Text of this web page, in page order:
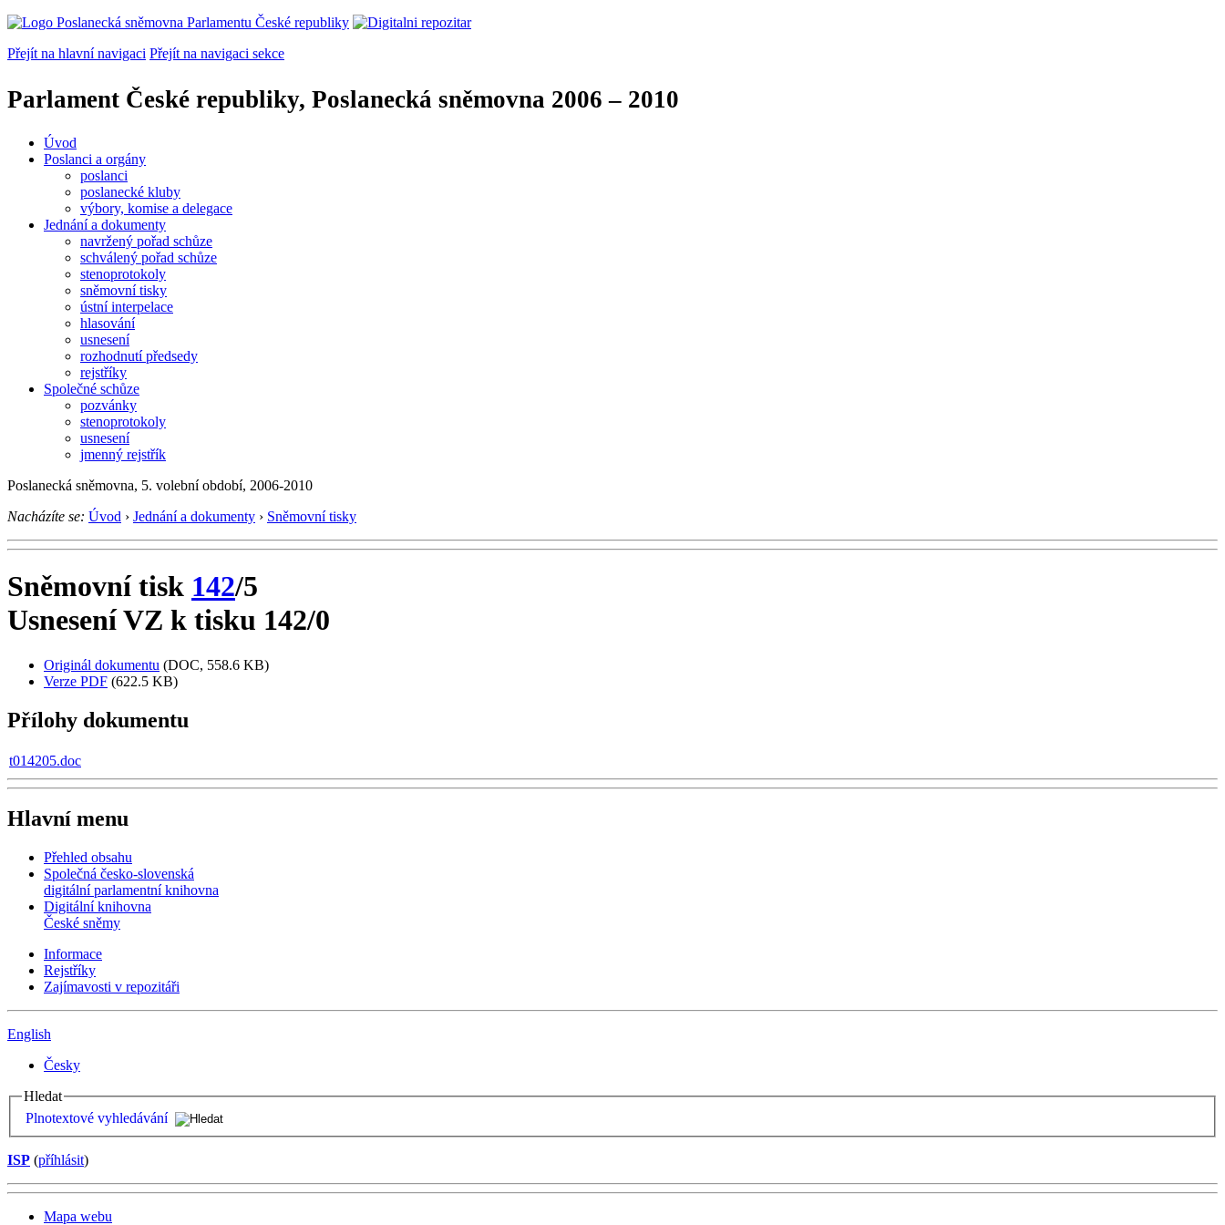
Přejít na hlavní navigaci Přejít na navigaci sekce
Parlament České republiky, Poslanecká sněmovna 2006 – 2010
Úvod
Poslanci a orgány
poslanci
poslanecké kluby
výbory, komise a delegace
Jednání a dokumenty
navržený pořad schůze
schválený pořad schůze
stenoprotokoly
sněmovní tisky
ústní interpelace
hlasování
usnesení
rozhodnutí předsedy
rejstříky
Společné schůze
pozvánky
stenoprotokoly
usnesení
jmenný rejstřík
Poslanecká sněmovna, 5. volební období, 2006-2010
Nacházíte se: Úvod › Jednání a dokumenty › Sněmovní tisky
Sněmovní tisk 142/5
Usnesení VZ k tisku 142/0
Originál dokumentu (DOC, 558.6 KB)
Verze PDF (622.5 KB)
Přílohy dokumentu
t014205.doc
Hlavní menu
Přehled obsahu
Společná česko-slovenská
digitální parlamentní knihovna
Digitální knihovna
České sněmy
Informace
Rejstříky
Zajímavosti v repozitáři
English
Česky
Hledat
Plnotextové vyhledávání
ISP (příhlásit)
Mapa webu